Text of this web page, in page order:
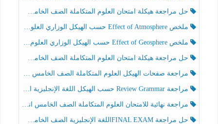
حل مراجعة هيكلة امتحان العلوم المتكاملة الصف الخامس انسبير الفصل الثالث
ملخص Effect of Atmosphere حسب الهيكل الوزاري العلوم المتكاملة الصف الخامس انسبير الفصل الثالث
ملخص Effect of Geosphere حسب الهيكل الوزاري العلوم المتكاملة الصف الخامس انسبير الفصل الثالث
حل مراجعة هيكلة امتحان العلوم المتكاملة الصف الخامس عام الفصل الثالث
مراجعة صفحات الهيكل العلوم المتكاملة الصف الخامس انسبير الفصل الثالث
مراجعة Review Grammar حسب الهيكل اللغة الإنجليزية الصف الخامس الفصل الثالث
مراجعة نهائية للامتحان العلوم المتكاملة الصف الخامس انسبير الفصل الثالث
حل مراجعة FINAL EXAMاللغة الإنجليزية الصف الخامس الفصل الثالث